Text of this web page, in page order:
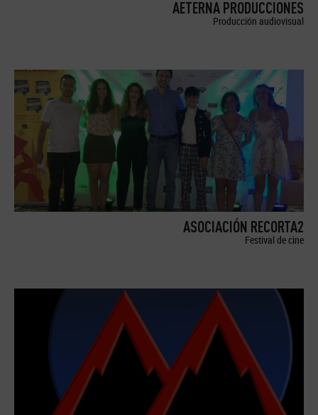
AETERNA PRODUCCIONES
Producción audiovisual
ASOCIACIÓN RECORTA2
Festival de cine